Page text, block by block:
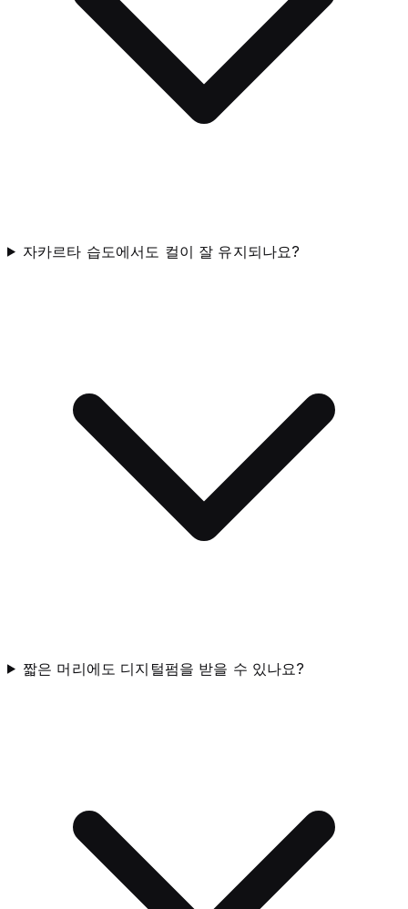
자카르타 습도에서도 컬이 잘 유지되나요?
짧은 머리에도 디지털펌을 받을 수 있나요?